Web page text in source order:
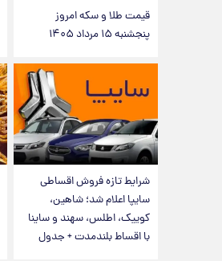
قیمت طلا و سکه امروز
پنجشنبه ۱۵ مرداد ۱۴۰۵
شرایط تازه فروش اقساطی
سایپا اعلام شد؛ شاهین،
کوییک، اطلس، سهند و ساینا
با اقساط بلندمدت + جدول